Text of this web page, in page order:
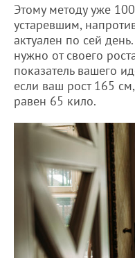
Этому методу уже
устаревшим,
актуален по сей
нужно от своего
показатель вашего
если ваш рост 165
равен 65 кило.